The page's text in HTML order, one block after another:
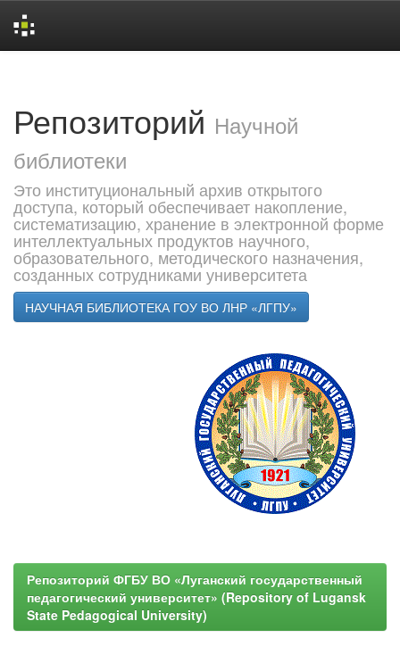
Репозиторий Научной
библиотеки
Это институциональный архив открытого
доступа, который обеспечивает накопление,
систематизацию, хранение в электронной форме
интеллектуальных продуктов научного,
образовательного, методического назначения,
созданных сотрудниками университета
НАУЧНАЯ БИБЛИОТЕКА ГОУ ВО ЛНР «ЛГПУ»
Репозиторий ФГБУ ВО «Луганский государственный
педагогический университет» (Repository of Lugansk
State Pedagogical University)